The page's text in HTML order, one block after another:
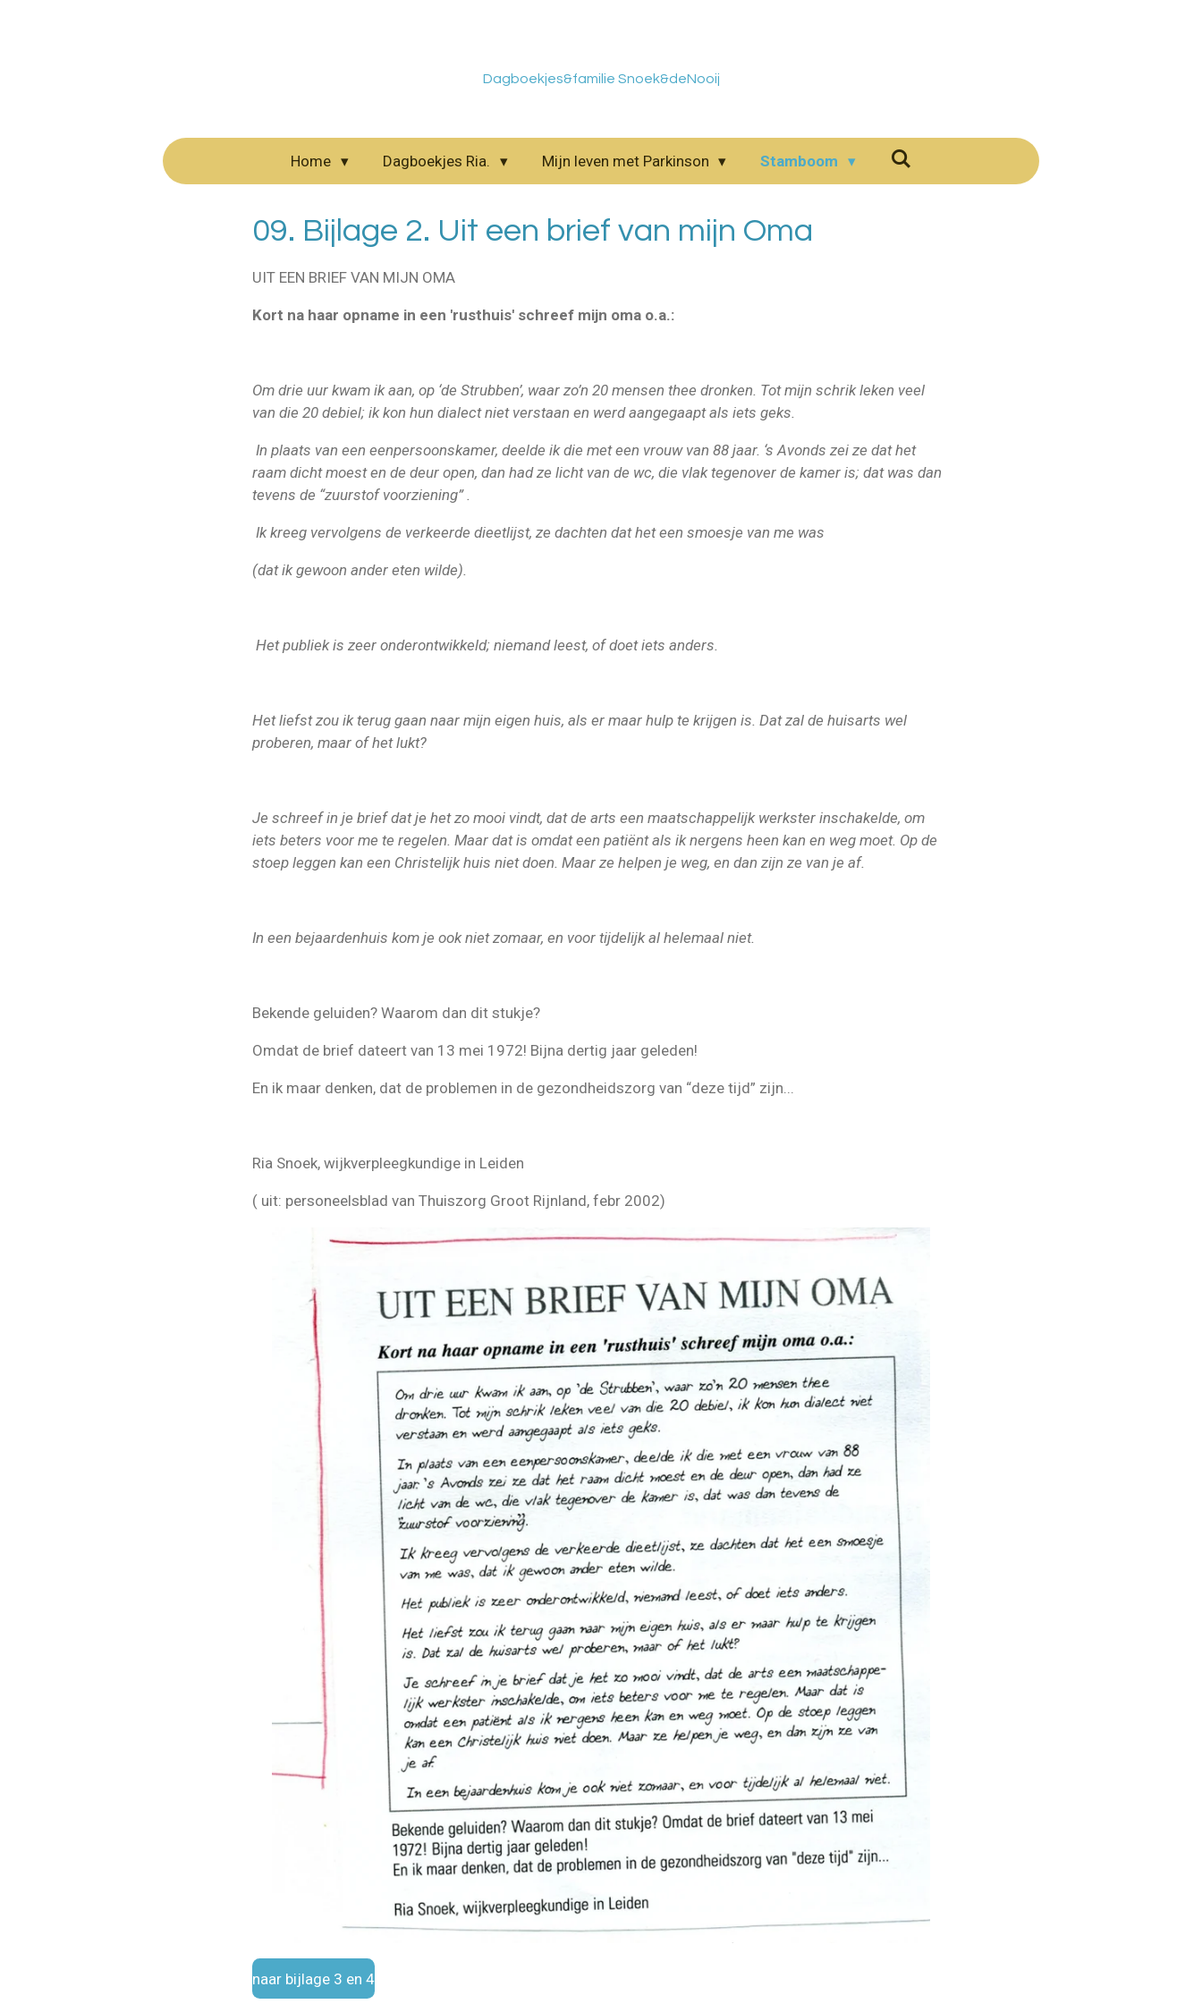
Dagboekjes&familie Snoek&deNooij
Home Dagboekjes Ria. Mijn leven met Parkinson Stamboom
09. Bijlage 2. Uit een brief van mijn Oma
UIT EEN BRIEF VAN MIJN OMA
Kort na haar opname in een 'rusthuis' schreef mijn oma o.a.:
Om drie uur kwam ik aan, op ‘de Strubben’, waar zo’n 20 mensen thee dronken. Tot mijn schrik leken veel
van die 20 debiel; ik kon hun dialect niet verstaan en werd aangegaapt als iets geks.
In plaats van een eenpersoonskamer, deelde ik die met een vrouw van 88 jaar. ‘s Avonds zei ze dat het
raam dicht moest en de deur open, dan had ze licht van de wc, die vlak tegenover de kamer is; dat was dan
tevens de “zuurstof voorziening” .
Ik kreeg vervolgens de verkeerde dieetlijst, ze dachten dat het een smoesje van me was
(dat ik gewoon ander eten wilde).
Het publiek is zeer onderontwikkeld; niemand leest, of doet iets anders.
Het liefst zou ik terug gaan naar mijn eigen huis, als er maar hulp te krijgen is. Dat zal de huisarts wel
proberen, maar of het lukt?
Je schreef in je brief dat je het zo mooi vindt, dat de arts een maatschappelijk werkster inschakelde, om
iets beters voor me te regelen. Maar dat is omdat een patiënt als ik nergens heen kan en weg moet. Op de
stoep leggen kan een Christelijk huis niet doen. Maar ze helpen je weg, en dan zijn ze van je af.
In een bejaardenhuis kom je ook niet zomaar, en voor tijdelijk al helemaal niet.
Bekende geluiden? Waarom dan dit stukje?
Omdat de brief dateert van 13 mei 1972! Bijna dertig jaar geleden!
En ik maar denken, dat de problemen in de gezondheidszorg van “deze tijd” zijn...
Ria Snoek, wijkverpleegkundige in Leiden
( uit: personeelsblad van Thuiszorg Groot Rijnland, febr 2002)
naar bijlage 3 en 4